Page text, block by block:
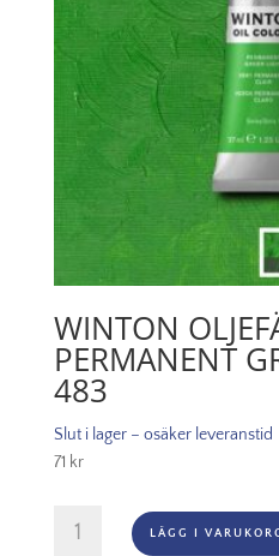
WINTON
PERMANENT
483
Slut i lager – osäker leveranstid
71 kr
Oljefärg
LÄGG I